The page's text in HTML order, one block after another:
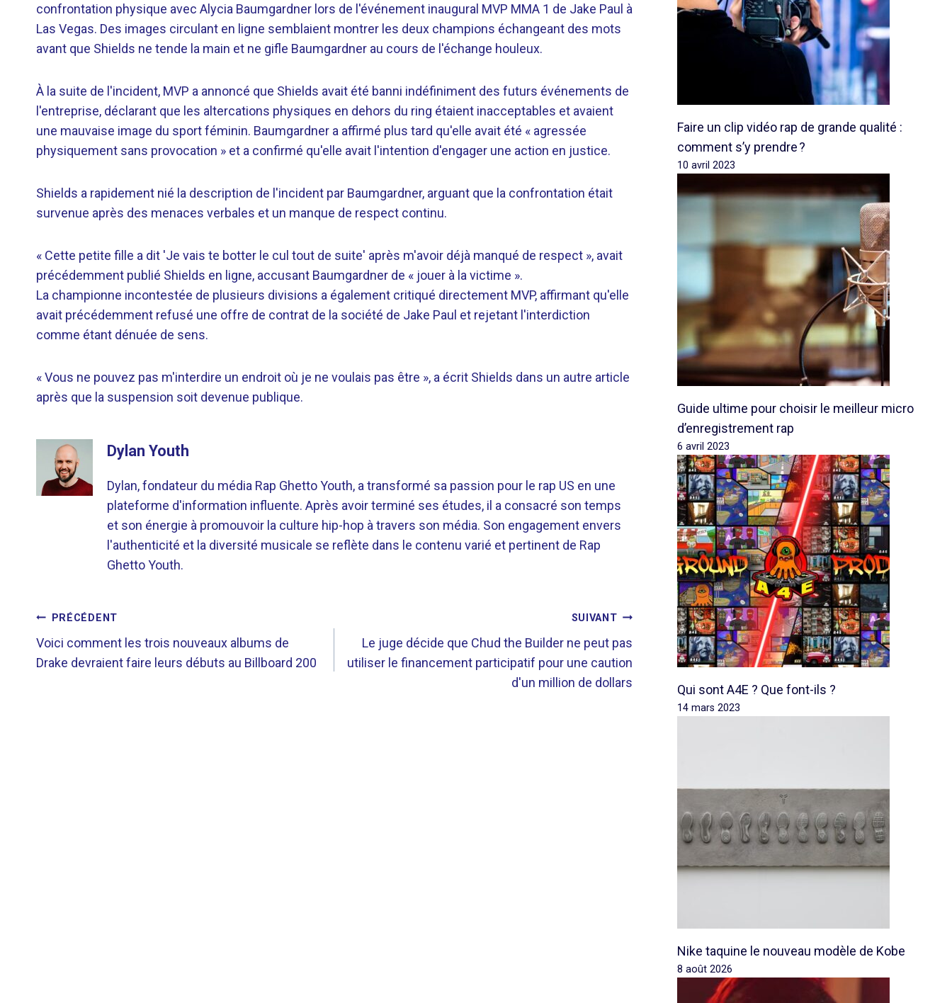
confrontation physique avec Alycia Baumgardner lors de l'événement inaugural MVP MMA 1 de Jake Paul à
Las Vegas. Des images circulant en ligne semblaient montrer les deux champions échangeant des mots
avant que Shields ne tende la main et ne gifle Baumgardner au cours de l'échange houleux.
À la suite de l'incident, MVP a annoncé que Shields avait été banni indéfiniment des futurs événements de
l'entreprise, déclarant que les altercations physiques en dehors du ring étaient inacceptables et avaient
une mauvaise image du sport féminin. Baumgardner a affirmé plus tard qu'elle avait été « agressée
physiquement sans provocation » et a confirmé qu'elle avait l'intention d'engager une action en justice.
Shields a rapidement nié la description de l'incident par Baumgardner, arguant que la confrontation était
survenue après des menaces verbales et un manque de respect continu.
« Cette petite fille a dit 'Je vais te botter le cul tout de suite' après m'avoir déjà manqué de respect », avait
précédemment publié Shields en ligne, accusant Baumgardner de « jouer à la victime ».
La championne incontestée de plusieurs divisions a également critiqué directement MVP, affirmant qu'elle
avait précédemment refusé une offre de contrat de la société de Jake Paul et rejetant l'interdiction
comme étant dénuée de sens.
« Vous ne pouvez pas m'interdire un endroit où je ne voulais pas être », a écrit Shields dans un autre article
après que la suspension soit devenue publique.
Dylan Youth
Dylan, fondateur du média Rap Ghetto Youth, a transformé sa passion pour le rap US en une
plateforme d'information influente. Après avoir terminé ses études, il a consacré son temps
et son énergie à promouvoir la culture hip-hop à travers son média. Son engagement envers
l'authenticité et la diversité musicale se reflète dans le contenu varié et pertinent de Rap
Ghetto Youth.
NAVIGATION
DE
PRÉCÉDENT
Voici comment les trois nouveaux albums de
Drake devraient faire leurs débuts au Billboard 200
SUIVANT
Le juge décide que Chud the Builder ne peut pas
utiliser le financement participatif pour une caution
d'un million de dollars
Faire un clip vidéo rap de grande qualité :
comment s’y prendre ?
10 avril 2023
Guide ultime pour choisir le meilleur micro
d’enregistrement rap
6 avril 2023
Qui sont A4E ? Que font-ils ?
14 mars 2023
Nike taquine le nouveau modèle de Kobe
8 août 2026